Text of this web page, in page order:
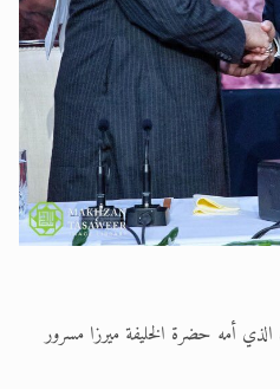
أمه حضرة الخليفة ميرزا مسرور